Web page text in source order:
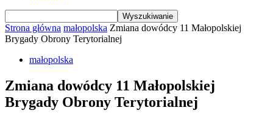
Strona główna małopolska Zmiana dowódcy 11 Małopolskiej
Brygady Obrony Terytorialnej
małopolska
Zmiana dowódcy 11 Małopolskiej
Brygady Obrony Terytorialnej